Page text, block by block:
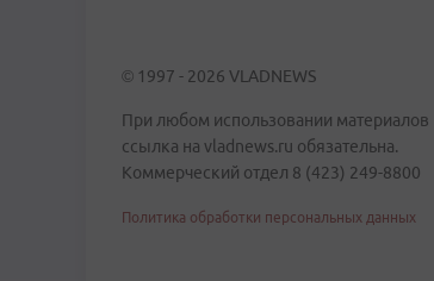
© 1997 - 2026 VLADNEWS
При любом использовании материалов
ссылка на vladnews.ru обязательна.
Коммерческий отдел 8 (423) 249-8800
Политика обработки персональных данных